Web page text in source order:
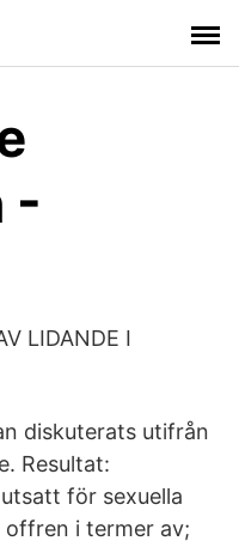
-
LIDANDE I
diskuterats utifrån
Resultat:
för sexuella
i termer av;